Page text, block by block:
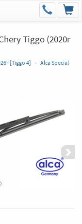
Tiggo (2020г
[Tiggo 4] Alca Special